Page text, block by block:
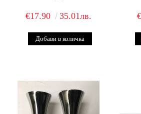
€17.90 35.01лв.